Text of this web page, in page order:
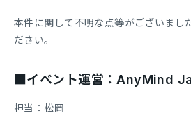
本件に関して不明な点等がございまし
ださい。
■イベント運営：AnyMind
担当：松岡